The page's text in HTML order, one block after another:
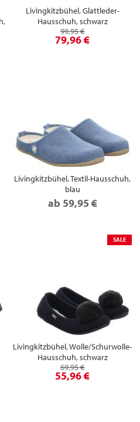
Livingkitzbühel, Glattleder-
Hausschuh, schwarz
99,95 €
79,96 €
Livingkitzbühel, Textil-Hausschuh,
blau
ab 59,95 €
SALE
Livingkitzbühel, Wolle/Schurwolle-
Hausschuh, schwarz
69,95 €
55,96 €